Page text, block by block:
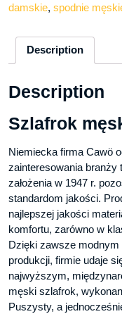
damskie, spodnie
Description
Description
Szlafrok
Niemiecka firma Cawö
zainteresowania branży
założenia w 1947 r.
standardom jakości.
najlepszej jakości
komfortu, zarówno w
Dzięki zawsze
produkcji, firmie udaje
najwyższym,
męski szlafrok,
Puszysty, a